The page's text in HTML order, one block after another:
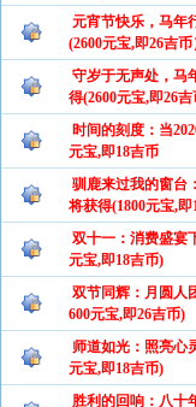
元宵节快乐，马年
(2600元宝,即26吉币
守岁于无声处，马
得(2600元宝,即26吉
时间的刻度：当
元宝,即18吉币
驯鹿来过我的窗台
将获得(1800元宝,即
双十一：消费盛宴
元宝,即18吉币)
双节同辉：月圆人
600元宝,即26吉币)
师道如光：照亮心
元宝,即18吉币)
胜利的回响：八十